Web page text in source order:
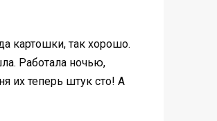
картошки, так хорошо.
Работала ночью,
их теперь штук сто! А